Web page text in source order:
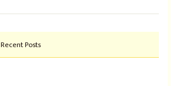
Recent Posts